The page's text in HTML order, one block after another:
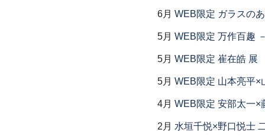
6月 WEB限定 ガラスの
5月 WEB限定 万作百趣
5月 WEB限定 崔在皓 展
5月 WEB限定 山本亮平×
4月 WEB限定 安部太一×
2月 水垣千悦×野口悦士